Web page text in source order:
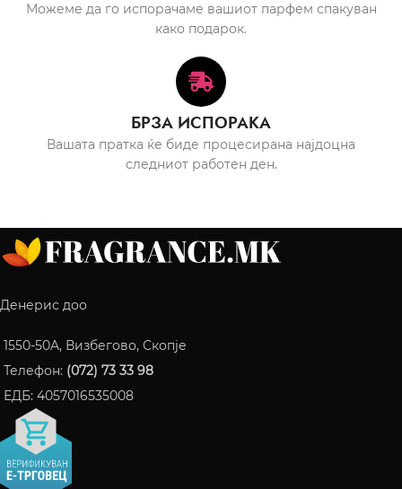
Можеме да го испорачаме вашиот парфем спакуван
како подарок.
БРЗА ИСПОРАКА
Вашата пратка ќе биде процесирана најдоцна
следниот работен ден.
Денерис доо
1550-50A, Визбегово, Скопје
Телефон: (072) 73 33 98
ЕДБ: 4057016535008